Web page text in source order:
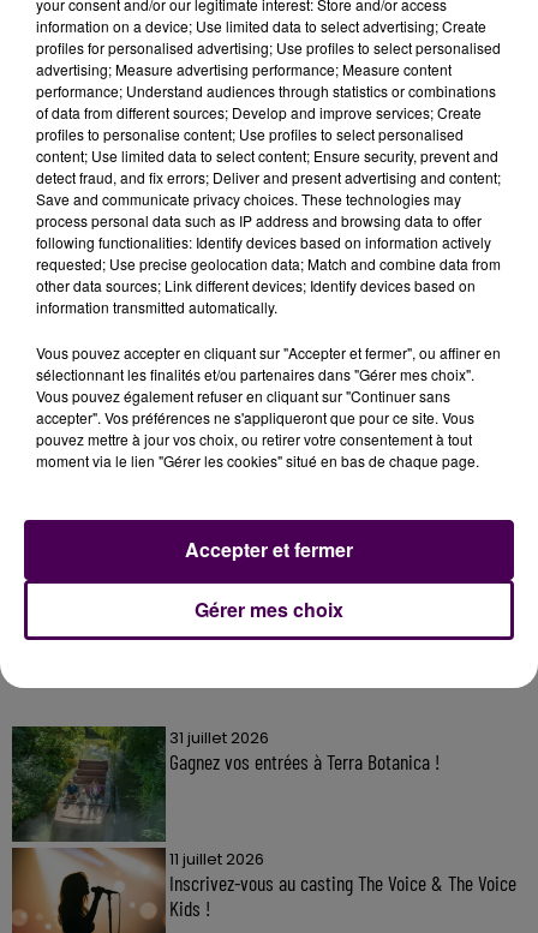
SUIVENT LE MOUVEMENT, PAS BLOIS
Reste une question : la bannière palestinienne
restera-t-elle longtemps en place ? Le ministre
démissionnaire de l’Intérieur Bruno Retailleau a
demandé aux préfets de s’opposer à ces
pavoisements. Contactée par Sweet FM,la
préfecture du Cher n’était pas en mesure de nous
dire si elle va saisir le tribunal administratif
d’Orléans. Selon nos confrères deLa République du
, les villes de Saran et Châlette-sur-Loing
s’apprêtent aussi à hisser le drapeau de la Palestine. À
l’inverse,la ville de Blois, ne suit pas cette initiative
31 juillet 2026
Gagnez vos entrées à Terra Botanica !
11 juillet 2026
Inscrivez-vous au casting The Voice & The Voice
Kids !
information on a device; Use limited data to select advertising; Create
profiles for personalised advertising; Use profiles to select personalised
advertising; Measure advertising performance; Measure content
performance; Understand audiences through statistics or combinations
of data from different sources; Develop and improve services; Create
profiles to personalise content; Use profiles to select personalised
content; Use limited data to select content; Ensure security, prevent and
detect fraud, and fix errors; Deliver and present advertising and content;
Save and communicate privacy choices. These technologies may
process personal data such as IP address and browsing data to offer
following functionalities: Identify devices based on information actively
requested; Use precise geolocation data; Match and combine data from
other data sources; Link different devices; Identify devices based on
information transmitted automatically.
Vous pouvez accepter en cliquant sur "Accepter et fermer", ou affiner en
sélectionnant les finalités et/ou partenaires dans "Gérer mes choix".
Vous pouvez également refuser en cliquant sur "Continuer sans
accepter". Vos préférences ne s'appliqueront que pour ce site. Vous
pouvez mettre à jour vos choix, ou retirer votre consentement à tout
moment via le lien "Gérer les cookies" situé en bas de chaque page.
Gérer mes choix
Accepter et fermer